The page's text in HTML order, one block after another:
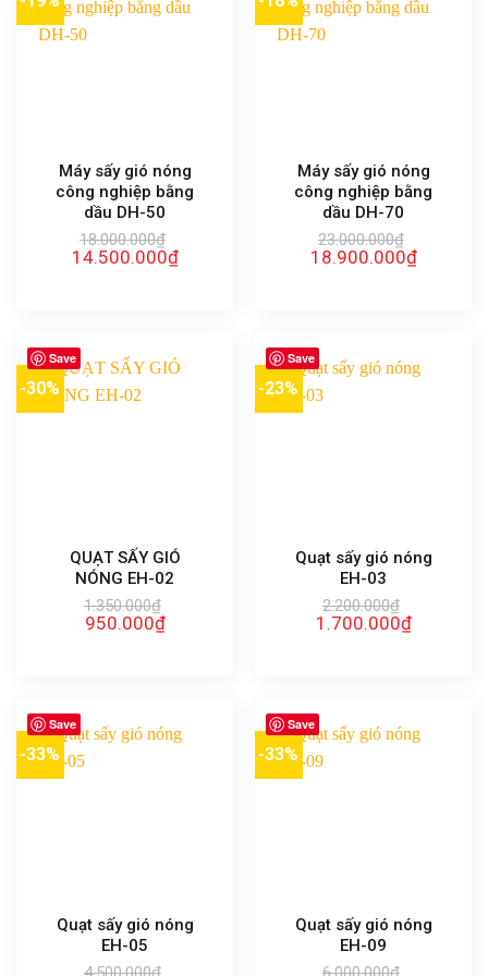
Máy sấy gió nóng
công nghiệp bằng
dầu DH-50
18.000.000₫
Giá
14.500.000₫Giá
hiện
Máy sấy gió nóng
công nghiệp bằng
dầu DH-70
23.000.000₫
Giá
18.900.000₫Giá
hiện
Save
-30%
QUẠT SẤY GIÓ
NÓNG EH-02
1.350.000₫
Giá
950.000₫Giá
hiện
Save
-23%
Quạt sấy gió nóng
EH-03
2.200.000₫
Giá
1.700.000₫Giá
hiện
Save
-33%
Quạt sấy gió nóng
EH-05
Save
-33%
Quạt sấy gió nóng
EH-09